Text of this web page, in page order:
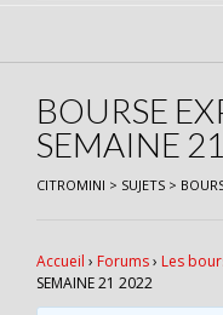
BOURSE
SEMAINE
CITROMINI > SUJETS >
Accueil › Forums› Les
SEMAINE 21 2022